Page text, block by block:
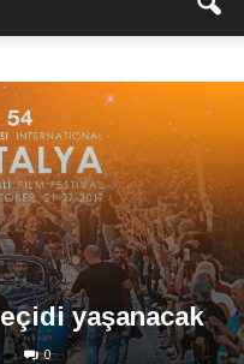
yaşanacak
0